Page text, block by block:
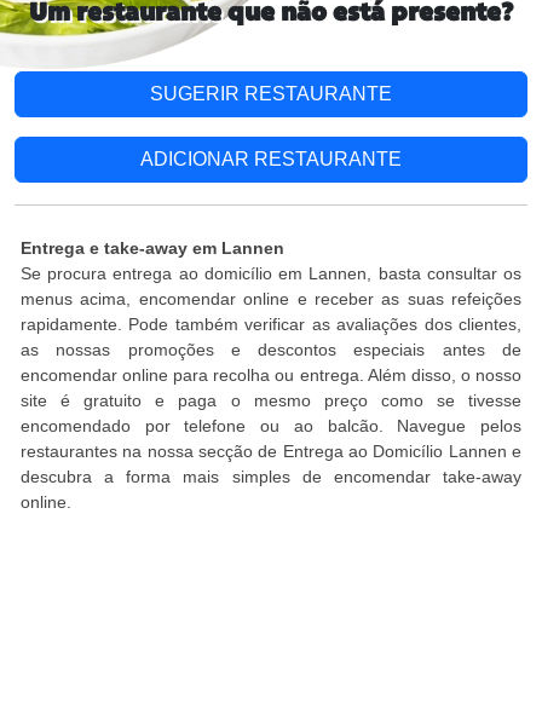
Um restaurante que não está presente?
SUGERIR RESTAURANTE
ADICIONAR RESTAURANTE
Entrega e take-away em Lannen
Se procura entrega ao domicílio em Lannen, basta consultar os
menus acima, encomendar online e receber as suas refeições
rapidamente. Pode também verificar as avaliações dos clientes,
as nossas promoções e descontos especiais antes de
encomendar online para recolha ou entrega. Além disso, o nosso
site é gratuito e paga o mesmo preço como se tivesse
encomendado por telefone ou ao balcão. Navegue pelos
restaurantes na nossa secção de Entrega ao Domicílio Lannen e
descubra a forma mais simples de encomendar take-away
online.